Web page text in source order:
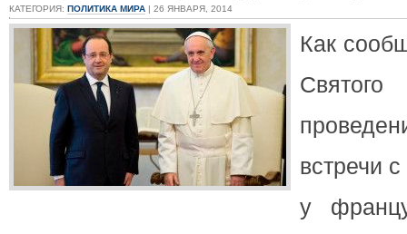
КАТЕГОРИЯ: ПОЛИТИКА МИРА | 26 ЯНВАРЯ, 2014
Как
встречи
у